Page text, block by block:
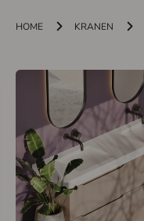
HOME KRANEN